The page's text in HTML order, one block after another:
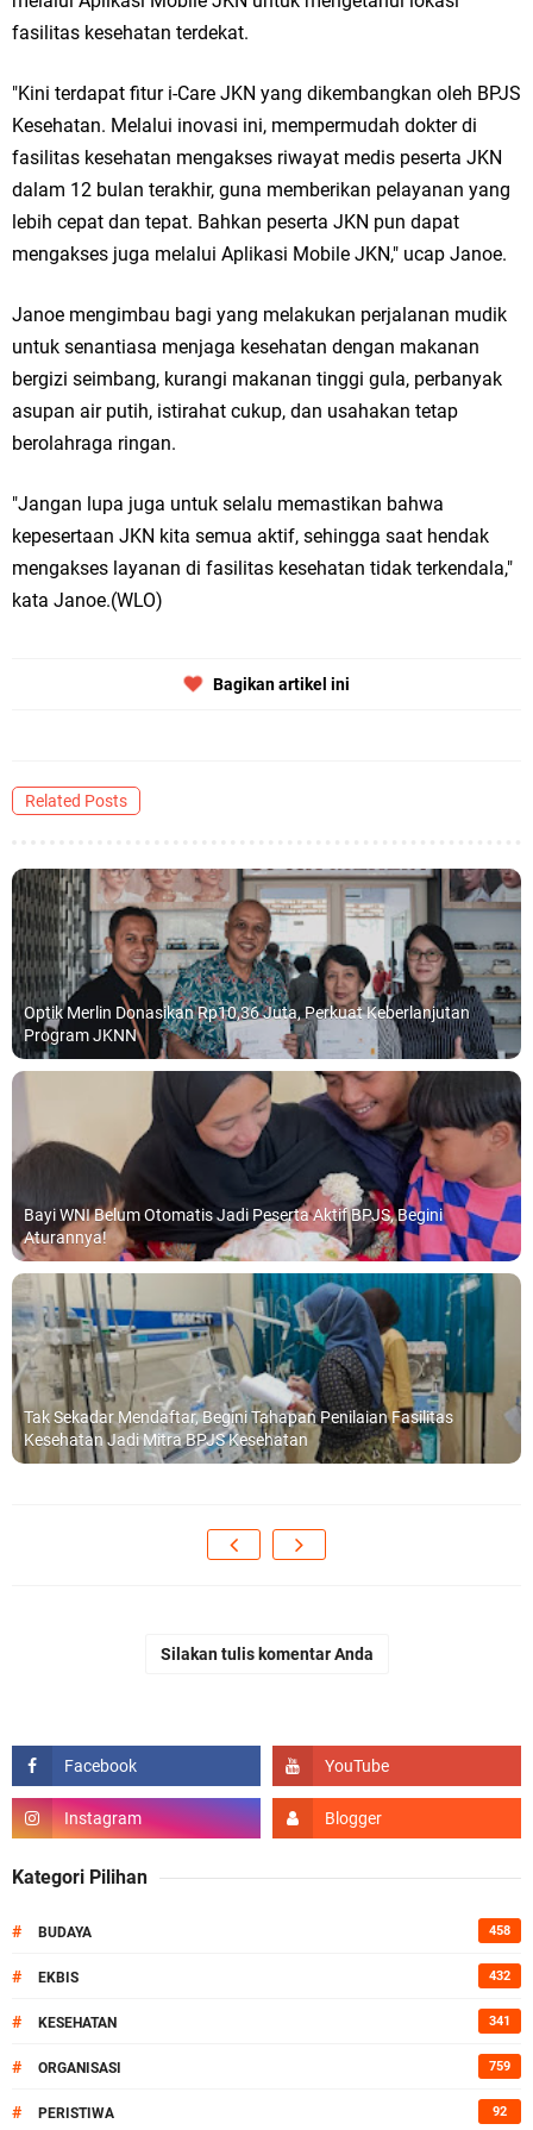
fasilitas kesehatan terdekat.
"Kini terdapat fitur i-Care JKN yang dikembangkan oleh BPJS
Kesehatan. Melalui inovasi ini, mempermudah dokter di
fasilitas kesehatan mengakses riwayat medis peserta JKN
dalam 12 bulan terakhir, guna memberikan pelayanan yang
lebih cepat dan tepat. Bahkan peserta JKN pun dapat
mengakses juga melalui Aplikasi Mobile JKN," ucap Janoe.
Janoe mengimbau bagi yang melakukan perjalanan mudik
untuk senantiasa menjaga kesehatan dengan makanan
bergizi seimbang, kurangi makanan tinggi gula, perbanyak
asupan air putih, istirahat cukup, dan usahakan tetap
berolahraga ringan.
"Jangan lupa juga untuk selalu memastikan bahwa
kepesertaan JKN kita semua aktif, sehingga saat hendak
mengakses layanan di fasilitas kesehatan tidak terkendala,"
kata Janoe.(WLO)
Bagikan artikel ini
Related Posts
Optik Merlin Donasikan Rp10,36 Juta, Perkuat Keberlanjutan
Program JKNN
Bayi WNI Belum Otomatis Jadi Peserta Aktif BPJS, Begini
Aturannya!
Tak Sekadar Mendaftar, Begini Tahapan Penilaian Fasilitas
Kesehatan Jadi Mitra BPJS Kesehatan
Silakan tulis komentar Anda
Kategori Pilihan
# BUDAYA 458
# EKBIS 432
# KESEHATAN 341
# ORGANISASI 759
# PERISTIWA 92